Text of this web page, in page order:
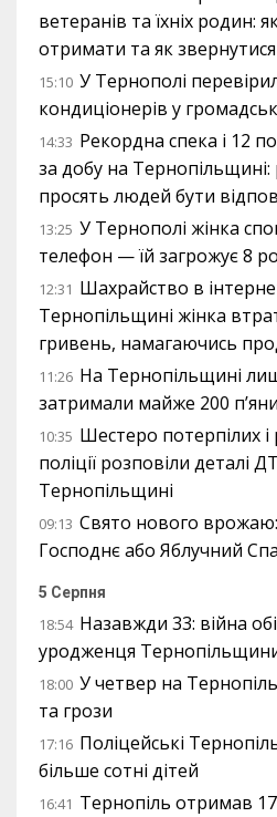
ветеранів та їхніх родин:
отримати та як звернутися
15:10 У Тернополі
кондиціонерів у
14:33 Рекордна спека і 12
за добу на
просять людей бути
13:25 У Тернополі жінка
телефон — їй загрожує 8
12:31 Шахрайство в
Тернопільщині жінка
гривень, намагаючись
11:26 На Тернопільщині
затримали майже 200
10:35 Шестеро потерпілих
поліції розповіли деталі
Тернопільщині
09:13 Свято нового
Господнє або Яблучний
5 Серпня
18:54 Назавжди 33: війна
уродженця
18:00 У четвер на
та грози
17:16 Поліцейські
більше сотні дітей
16:41 Тернопіль отримав